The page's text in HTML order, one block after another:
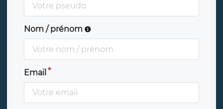
Nom / prénom
Email